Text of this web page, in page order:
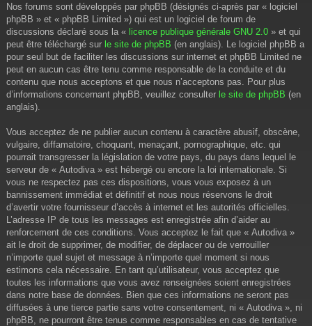
Nos forums sont développés par phpBB (désignés ci-après par « logiciel
phpBB » et « phpBB Limited ») qui est un logiciel de forum de
discussions déclaré sous la « licence publique générale GNU 2.0 » et qui
peut être téléchargé sur le site de phpBB (en anglais). Le logiciel phpBB a
pour seul but de faciliter les discussions sur internet et phpBB Limited ne
peut en aucun cas être tenu comme responsable de la conduite et du
contenu que nous acceptons et que nous n’acceptons pas. Pour plus
d’informations concernant phpBB, veuillez consulter le site de phpBB (en
anglais).
Vous acceptez de ne publier aucun contenu à caractère abusif, obscène,
vulgaire, diffamatoire, choquant, menaçant, pornographique, etc. qui
pourrait transgresser la législation de votre pays, du pays dans lequel le
serveur de « Autodiva » est hébergé ou encore la loi internationale. Si
vous ne respectez pas ces dispositions, vous vous exposez à un
bannissement immédiat et définitif et nous nous réservons le droit
d’avertir votre fournisseur d’accès à internet et les autorités officielles.
L’adresse IP de tous les messages est enregistrée afin d’aider au
renforcement de ces conditions. Vous acceptez le fait que « Autodiva »
ait le droit de supprimer, de modifier, de déplacer ou de verrouiller
n’importe quel sujet et message à n’importe quel moment si nous
estimons cela nécessaire. En tant qu’utilisateur, vous acceptez que
toutes les informations que vous avez renseignées soient enregistrées
dans notre base de données. Bien que ces informations ne seront pas
diffusées à une tierce partie sans votre consentement, ni « Autodiva », ni
phpBB, ne pourront être tenus comme responsables en cas de tentative